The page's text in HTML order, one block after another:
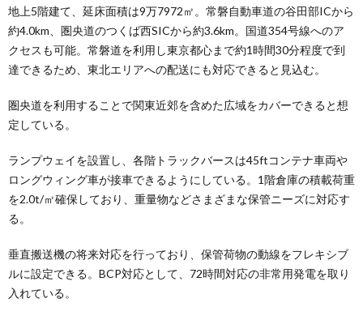
地上5階建て、延床面積は9万7972㎡。常磐自動車道の谷田部ICから
約4.0km、圏央道のつくば西SICから約3.6km。国道354号線へのア
クセスも可能。常磐道を利用し東京都心まで約1時間30分程度で到
達できるため、東北エリアへの配送にも対応できると見込む。
圏央道を利用することで関東近郊を含めた広域をカバーできると想
定している。
ランプウェイを設置し、各階トラックバースは45ftコンテナ車両や
ロングウィング車が接車できるようにしている。1階倉庫の積載荷重
を2.0t/㎡確保しており、重量物などさまざまな保管ニーズに対応す
る。
垂直搬送機の将来対応を行っており、保管荷物の動線をフレキシブ
ルに設定できる。BCP対応として、72時間対応の非常用発電を取り
入れている。